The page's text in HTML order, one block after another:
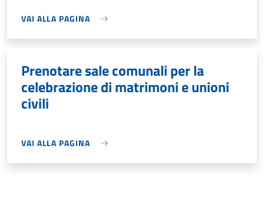
VAI ALLA PAGINA
Prenotare sale comunali per la
celebrazione di matrimoni e unioni
civili
VAI ALLA PAGINA